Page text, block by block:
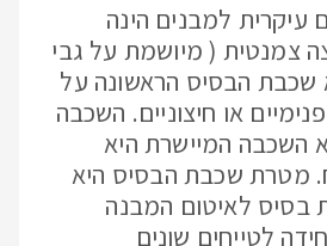
עיקרית למבנים הינה
צמנטית ( מיושמת על גבי
שכבת הבסיס הראשונה על
או חיצוניים. השכבה
השכבה המיישרת היא
מטרת שכבת הבסיס היא
בסיס לאיטום המבנה
לטייחים שונים